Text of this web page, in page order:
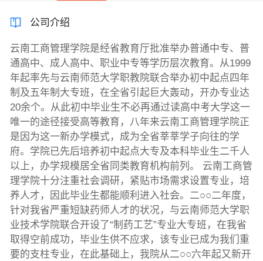
公司介绍
云南工商管理学院是经省教育厅批准举办普通中专、普
通高中、成人高中、职业中专等学历层次教育。从1999
年起率先与云南师范大学职教院联合举办初中起点四年
制及五年制大专班，在全省引起巨大轰动，开办专业达
20余个。从此初中毕业生不必再通过读高中考大学这一
唯一的途径接受高等教育，八年来云南工商管理学院正
是因为这一新办学模式，成为全省莘莘学子向往的学
府。学院已先后培养初中起点大专及本科毕业生二千人
以上，办学规模居全省同类教育机构前列。 云南工商管
理学院十分注重社会调研，紧贴市场需求设置专业，培
养人才，因此毕业生都能顺利进入社会。二○○二年度，
针对我省严重短缺药师人才的状况，与云南师范大学职
业技术学院联合开设了“制药工艺”专业大专班，在我省
取得空前成功，毕业生供不应求，该专业已成为我们重
要的支柱专业，在此基础上，我院从二○○六年起又新开